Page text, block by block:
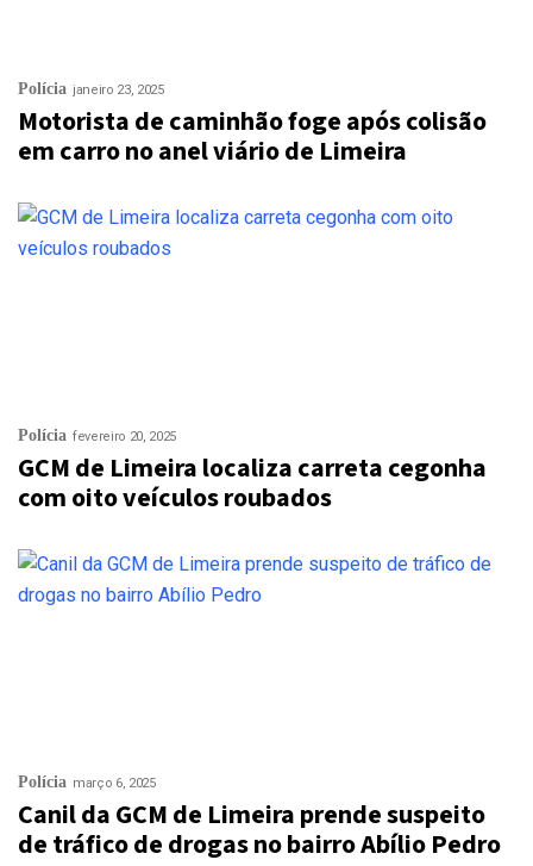
Polícia janeiro 23, 2025
Motorista de caminhão foge após colisão
em carro no anel viário de Limeira
Polícia fevereiro 20, 2025
GCM de Limeira localiza carreta cegonha
com oito veículos roubados
Polícia março 6, 2025
Canil da GCM de Limeira prende suspeito
de tráfico de drogas no bairro Abílio Pedro